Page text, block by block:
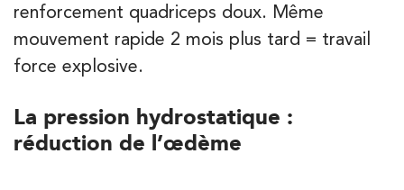
renforcement quadriceps doux. Même
mouvement rapide 2 mois plus tard = travail
force explosive.
La pression hydrostatique :
réduction de l’œdème
5 Rue Monge 92170 Vanves
01 46 44 33 92
PRENEZ RDV SUR